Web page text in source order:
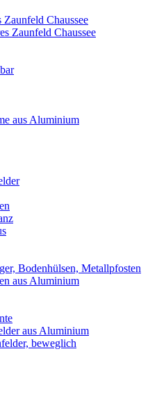
Chaussee
Zaunfeld Chaussee
aus Aluminium
Bodenhülsen, Metallpfosten
aus Aluminium
aus Aluminium
beweglich